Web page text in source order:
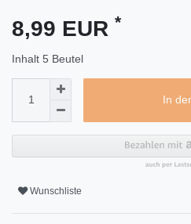
8,99 EUR *
Inhalt 5 Beutel
In
Wunschliste